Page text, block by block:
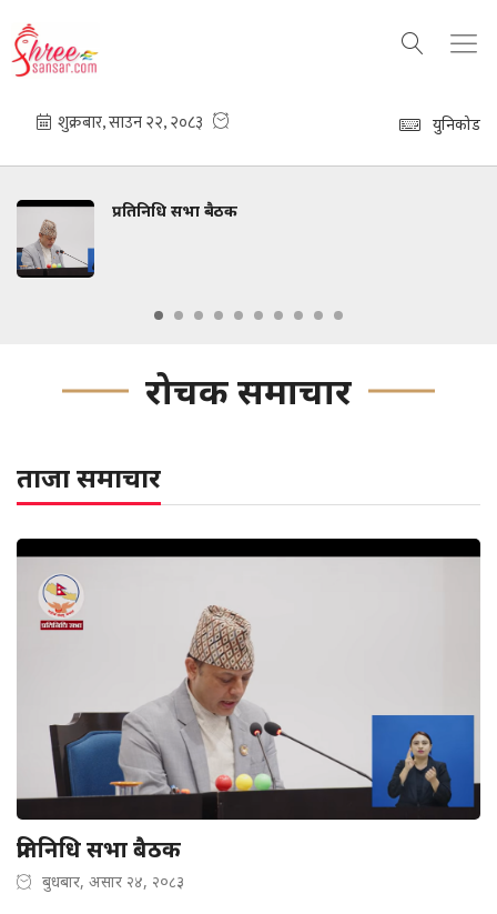
युनिकोड
प्रतिनिधि सभा बैठक
रोचक समाचार
ताजा समाचार
प्रतिनिधि सभा बैठक
बुधबार, असार २४, २०८३